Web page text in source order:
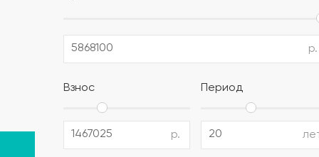
уплотнением;
(толщина утеплителя выбирается в
AIII, поддерживающие и поперечные каркасы из
р.
Взнос
р.
Период